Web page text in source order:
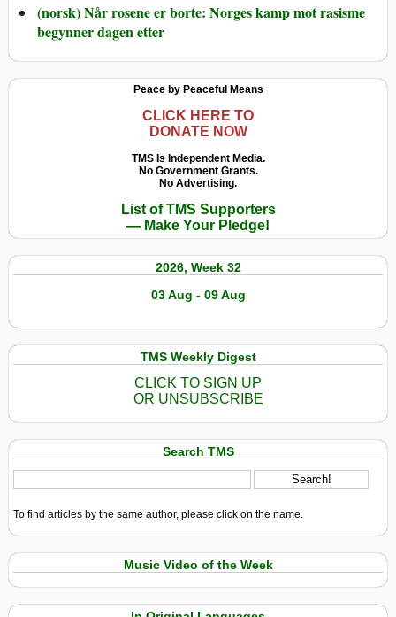
(norsk) Når rosene er borte: Norges kamp mot rasisme
begynner dagen etter
Peace by Peaceful Means
CLICK HERE TO
DONATE NOW
TMS Is Independent Media.
No Government Grants.
No Advertising.
List of TMS Supporters
— Make Your Pledge!
2026, Week 32
03 Aug - 09 Aug
TMS Weekly Digest
CLICK TO SIGN UP
OR UNSUBSCRIBE
Search TMS
To find articles by the same author, please click on the name.
Music Video of the Week